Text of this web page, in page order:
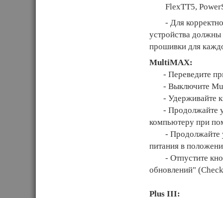
FlexTT5,
- Для
устройства
прошивки для
MultiMAX:
- Переведите
- Выключите
- Удерживайте
- Продолжайте
компьютеру при
- Продолжайте
питания в
- Отпустите
обновлений"
Plus III: